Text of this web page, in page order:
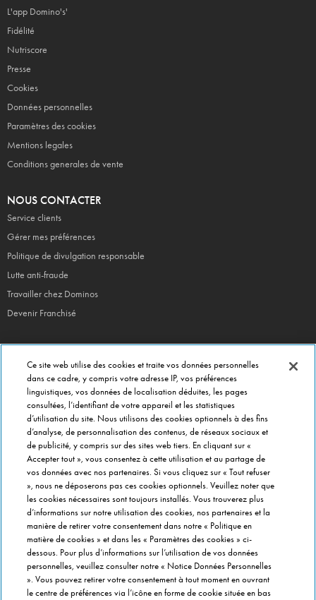
L'app Domino's'
Fidélité
Nutriscore
Presse
Cookies
Données personnelles
Paramètres des cookies
Mentions legales
Conditions generales de vente
NOUS CONTACTER
Service clients
Gérer mes préférences
Politique de divulgation responsable
Lutte anti-fraude
Travailler chez Dominos
Devenir Franchisé
EN CE MOMENT
Bouchées Doubles
Jours Fous
Domino's x Oasis x Spiderman
Nos opérations locales
PRÈS DE CHEZ VOUS
Pizzas Paris
Pizzas Lyon
Pizzas Marseille
Pizzas Lille
Pizzas Nantes
Ce site web utilise des cookies et traite vos données personnelles
dans ce cadre, y compris votre adresse IP, vos préférences
linguistiques, vos données de localisation déduites, les pages
consultées, l’identifiant de votre appareil et les statistiques
d’utilisation du site. Nous utilisons des cookies optionnels à des fins
d’analyse, de personnalisation des contenus, de réseaux sociaux et
de publicité, y compris sur des sites web tiers. En cliquant sur «
Accepter tout », vous consentez à cette utilisation et au partage de
vos données avec nos partenaires. Si vous cliquez sur « Tout refuser
», nous ne déposerons pas ces cookies optionnels. Veuillez noter que
les cookies nécessaires sont toujours installés. Vous trouverez plus
d’informations sur notre utilisation des cookies, nos partenaires et la
manière de retirer votre consentement dans notre « Politique en
matière de cookies » et dans les « Paramètres des cookies » ci-
dessous. Pour plus d’informations sur l’utilisation de vos données
personnelles, veuillez consulter notre « Notice Données Personnelles
». Vous pouvez retirer votre consentement à tout moment en ouvrant
le centre de préférences via l’icône en forme de cookie située en bas